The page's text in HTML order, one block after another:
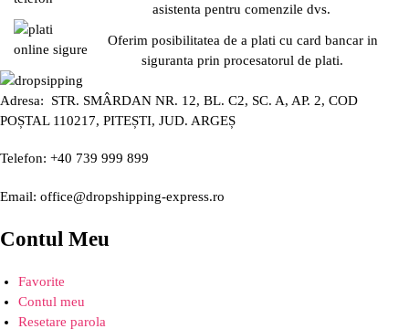
asistenta pentru comenzile dvs.
Oferim posibilitatea de a plati cu card bancar in
siguranta prin procesatorul de plati.
Adresa: STR. SMÂRDAN NR. 12, BL. C2, SC. A, AP. 2, COD
POȘTAL 110217, PITEȘTI, JUD. ARGEȘ
Telefon: +40 739 999 899
Email: office@dropshipping-express.ro
Contul Meu
Favorite
Contul meu
Resetare parola